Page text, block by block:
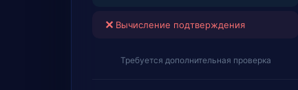
✕ Вычисление подтверждения
Требуется дополнительная проверка